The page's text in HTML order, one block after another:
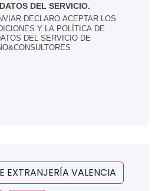
DEL SERVICIO.
DECLARO ACEPTAR LOS
Y LA POLÍTICA DE
DEL SERVICIO DE
EXTRANJERÍA VALENCIA